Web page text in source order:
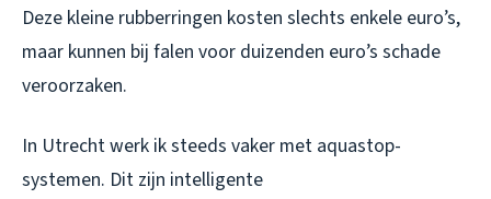
Deze kleine rubberringen kosten slechts enkele euro’s,
maar kunnen bij falen voor duizenden euro’s schade
veroorzaken.
In Utrecht werk ik steeds vaker met aquastop-
systemen. Dit zijn intelligente